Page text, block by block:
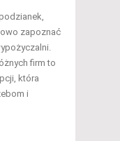
zapoznać
firm to
która
i